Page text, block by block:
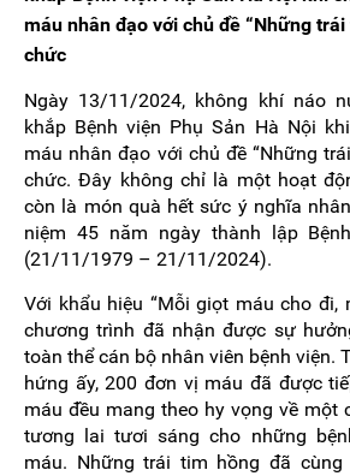
máu nhân đạo với chủ đề “Những
chức
Ngày 13/11/2024, không khí náo
khắp Bệnh viện Phụ Sản Hà Nội
máu nhân đạo với chủ đề “Những
chức. Đây không chỉ là một hoạt
còn là món quà hết sức ý nghĩa
niệm 45 năm ngày thành lập
(21/11/1979 – 21/11/2024).
Với khẩu hiệu “Mỗi giọt máu cho đi,
chương trình đã nhận được sự
toàn thể cán bộ nhân viên bệnh viện.
hứng ấy, 200 đơn vị máu đã được
máu đều mang theo hy vọng về một
tương lai tươi sáng cho những
máu. Những trái tim hồng đã